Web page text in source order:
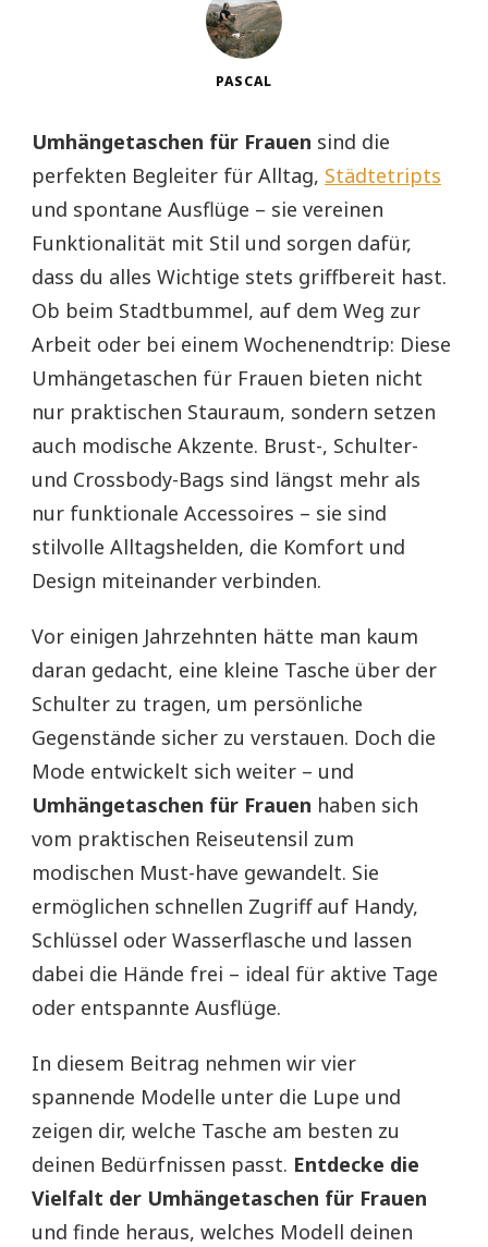
PASCAL
Umhängetaschen für Frauen sind die
perfekten Begleiter für Alltag, Städtetripts
und spontane Ausflüge – sie vereinen
Funktionalität mit Stil und sorgen dafür,
dass du alles Wichtige stets griffbereit hast.
Ob beim Stadtbummel, auf dem Weg zur
Arbeit oder bei einem Wochenendtrip: Diese
Umhängetaschen für Frauen bieten nicht
nur praktischen Stauraum, sondern setzen
auch modische Akzente. Brust-, Schulter-
und Crossbody-Bags sind längst mehr als
nur funktionale Accessoires – sie sind
stilvolle Alltagshelden, die Komfort und
Design miteinander verbinden.
Vor einigen Jahrzehnten hätte man kaum
daran gedacht, eine kleine Tasche über der
Schulter zu tragen, um persönliche
Gegenstände sicher zu verstauen. Doch die
Mode entwickelt sich weiter – und
Umhängetaschen für Frauen haben sich
vom praktischen Reiseutensil zum
modischen Must-have gewandelt. Sie
ermöglichen schnellen Zugriff auf Handy,
Schlüssel oder Wasserflasche und lassen
dabei die Hände frei – ideal für aktive Tage
oder entspannte Ausflüge.
In diesem Beitrag nehmen wir vier
spannende Modelle unter die Lupe und
zeigen dir, welche Tasche am besten zu
deinen Bedürfnissen passt. Entdecke die
Vielfalt der Umhängetaschen für Frauen
und finde heraus, welches Modell deinen